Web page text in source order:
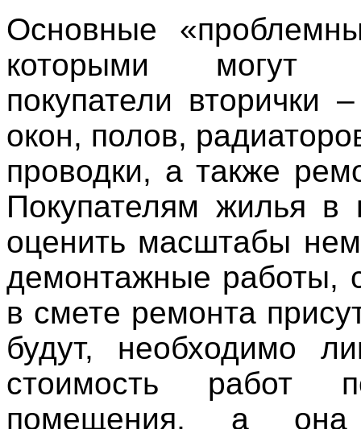
Основные
которыми могут
покупатели вторички
окон, полов,
проводки, а также
Покупателям жилья в
оценить масштабы
демонтажные работы,
в смете ремонта
будут, необходимо
стоимость работ
помещения, а она